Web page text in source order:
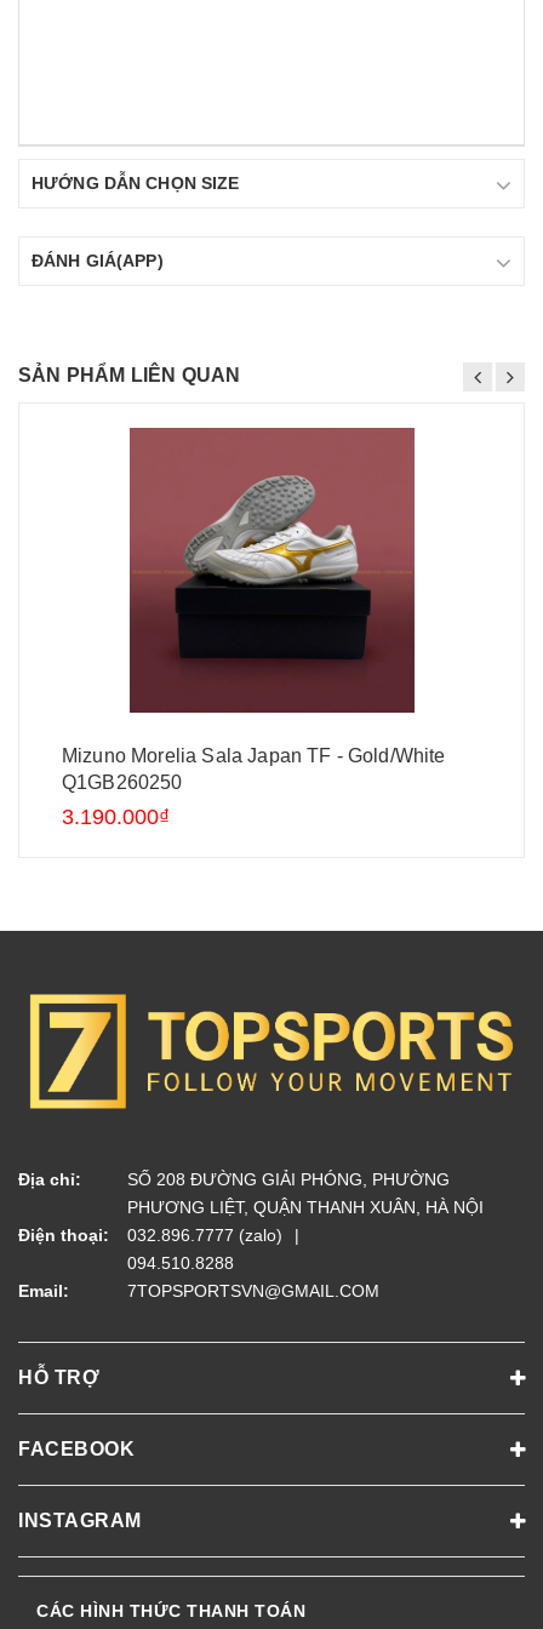
HƯỚNG DẪN CHỌN SIZE
ĐÁNH GIÁ(APP)
SẢN PHẨM LIÊN QUAN
Mizuno Morelia Sala Japan TF - Gold/White
Q1GB260250
3.190.000₫
Địa chỉ:
SỐ 208 ĐƯỜNG GIẢI PHÓNG, PHƯỜNG
PHƯƠNG LIỆT, QUẬN THANH XUÂN, HÀ NỘI
Điện thoại:
032.896.7777 (zalo)
094.510.8288
Email:
7TOPSPORTSVN@GMAIL.COM
HỖ TRỢ
FACEBOOK
INSTAGRAM
CÁC HÌNH THỨC THANH TOÁN